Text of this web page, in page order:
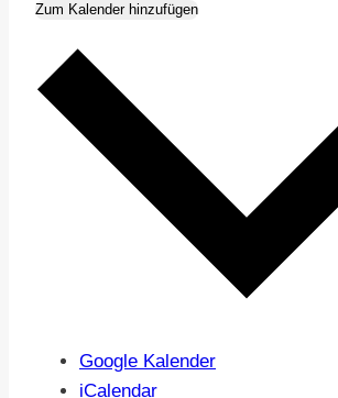
Zum Kalender hinzufügen
Google Kalender
iCalendar